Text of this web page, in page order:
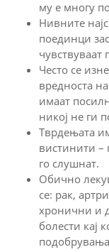
му е многу
Нивните
поединци
Често се
вредноста
имаат
никој не ги
Тврдењата
вистинити –
го слушнат.
Обично
се: рак,
хронични и
болести кај